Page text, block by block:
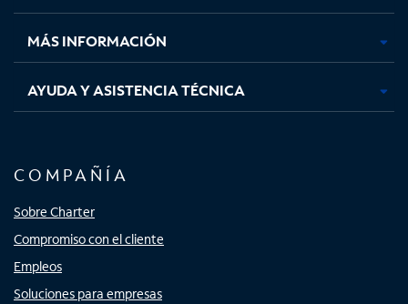
nuevanuevanuevanueva
MÁS INFORMACIÓN
AYUDA Y ASISTENCIA TÉCNICA
COMPAÑÍA
Sobre Charter
Compromiso con el cliente
Empleos
Soluciones para empresas